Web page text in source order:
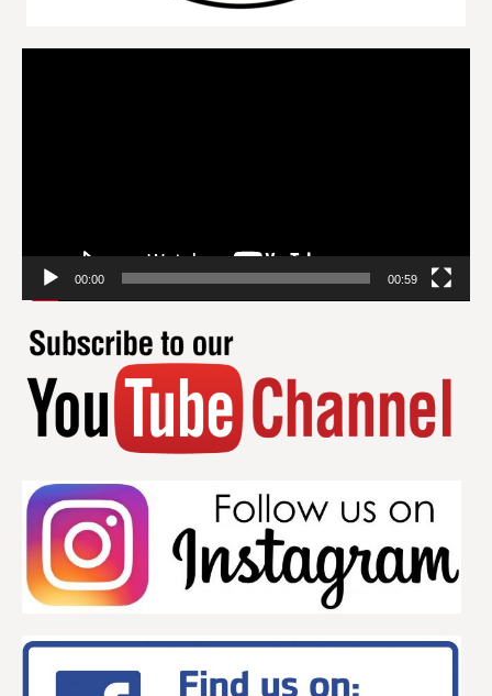
00:00 00:59